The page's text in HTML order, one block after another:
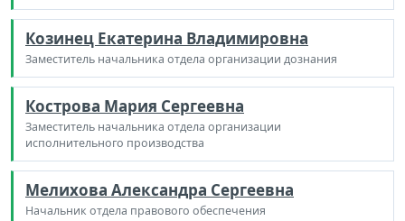
Козинец Екатерина Владимировна
Заместитель начальника отдела организации дознания
Кострова Мария Сергеевна
Заместитель начальника отдела организации
исполнительного производства
Мелихова Александра Сергеевна
Начальник отдела правового обеспечения